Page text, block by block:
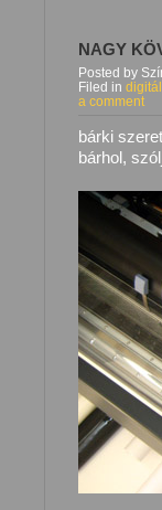
NAGY
Posted by
Filed in
a comment
bárki
bárhol,